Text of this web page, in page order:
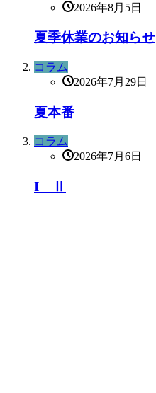
2026年8月5日
夏季休業のお知らせ
コラム
2026年7月29日
夏本番
コラム
2026年7月6日
I Ⅱ